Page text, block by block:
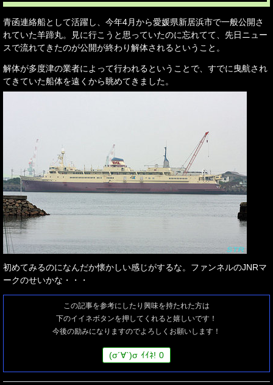
青函連絡船として活躍し、今年4月から愛媛県新居浜市で一般公開さ
れていた羊蹄丸。見に行こうと思っていたのに忘れてて、先日ニュー
スで流れてきたのが公開が終わり解体されるということ。
解体が多度津の業者によって行われるということで、すでに曳航され
てきていた船体を遠くから眺めてきました。
初めてみるのになんだか懐かしい感じがするな。ファンネルのJNRマ
ークのせいかな・・・
この記事を参考にしたり興味を持たれた方は
下のイイネボタンを押してくれると嬉しいです！
今後の励みになりますのでよろしくお願いします！
(σ´∀`)σ ｲｲﾈ! 0